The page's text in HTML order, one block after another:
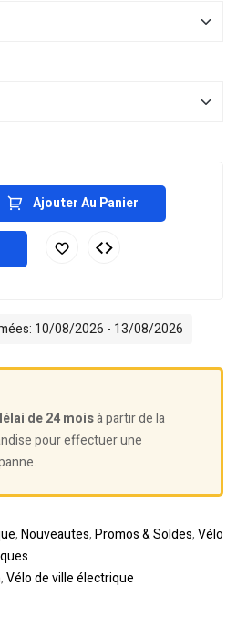
Ajouter Au Panier
10/08/2026 - 13/08/2026
de 24 moisà partir de la
pour effectuer une
,Nouveautes,Promos & Soldes,Vélo
,Vélo de ville électrique